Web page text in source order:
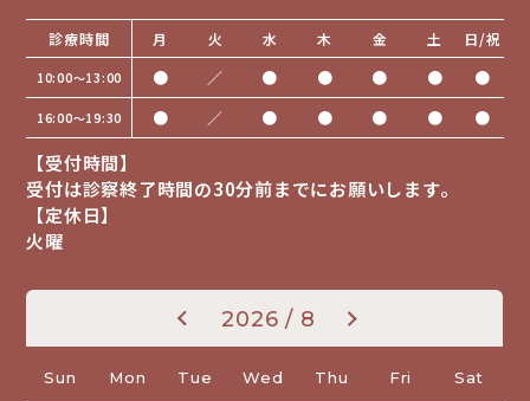
診療時間 月 火 水 木 金 土 日/祝
10:00〜13:00 ● ／ ● ● ● ● ●
16:00〜19:30 ● ／ ● ● ● ● ●
【受付時間】
受付は診察終了時間の30分前までにお願いします。
【定休日】
火曜
2026 / 8
Sun Mon Tue Wed Thu Fri Sat